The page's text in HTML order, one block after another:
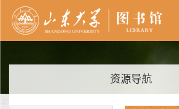
资源导航